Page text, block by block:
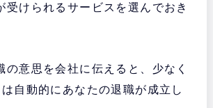
受けられるサービスを選んでおき
の意思を会社に伝えると、少なく
自動的にあなたの退職が成立し